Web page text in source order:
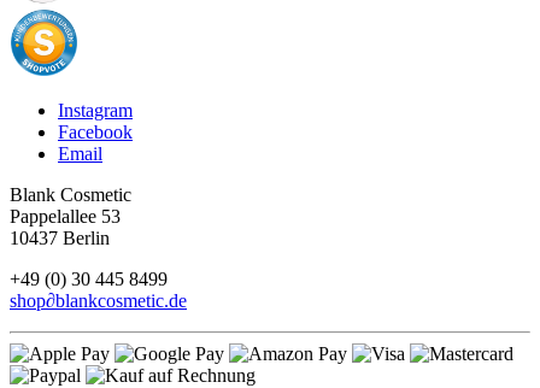
Instagram
Facebook
Email
Blank Cosmetic
Pappelallee 53
10437 Berlin
+49 (0) 30 445 8499
shop∂blankcosmetic.de